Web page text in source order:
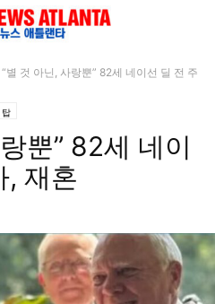
“별 것 아닌, 사랑뿐” 82세 네이선 딜 전 주
탑
뿐” 82세 네이
, 재혼